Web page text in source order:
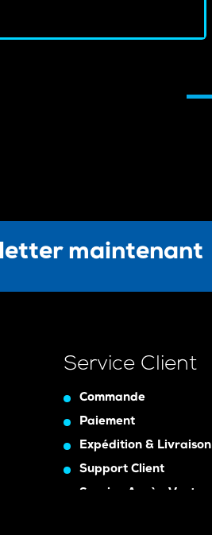
maintenant
Service Client
Commande
Paiement
Expédition & Livraison
Support Client
Service Après-Vente